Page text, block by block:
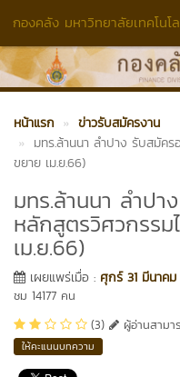
กองคลัง มหาวิทยาลัยเทคโนโ
หน้าแรก
ข่าวรับสมัครงาน
มทร.ล้านนา ลำปาง รับสมัค
ขยาย เม.ย.66)
มทร.ล้านนา ลำปา
หลักสูตรวิศวกรร
เม.ย.66)
เผยแพร่เมื่อ : ศุกร์ 31 มีนาค
ชม 14177 คน
(3)
ผู้อ่านสามา
ให้คะแนนบทความ